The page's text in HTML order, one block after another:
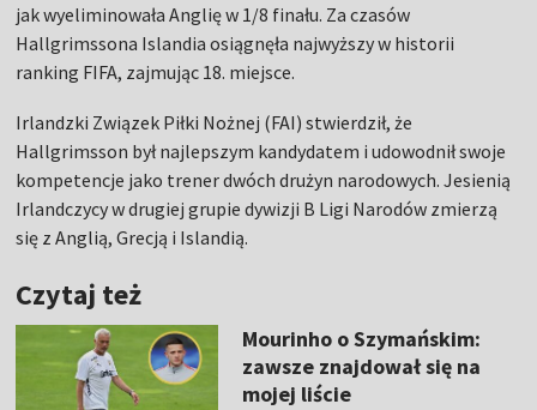
jak wyeliminowała Anglię w 1/8 finału. Za czasów
Hallgrimssona Islandia osiągnęła najwyższy w historii
ranking FIFA, zajmując 18. miejsce.
Irlandzki Związek Piłki Nożnej (FAI) stwierdził, że
Hallgrimsson był najlepszym kandydatem i udowodnił swoje
kompetencje jako trener dwóch drużyn narodowych. Jesienią
Irlandczycy w drugiej grupie dywizji B Ligi Narodów zmierzą
się z Anglią, Grecją i Islandią.
Czytaj też
Mourinho o Szymańskim:
zawsze znajdował się na
mojej liście